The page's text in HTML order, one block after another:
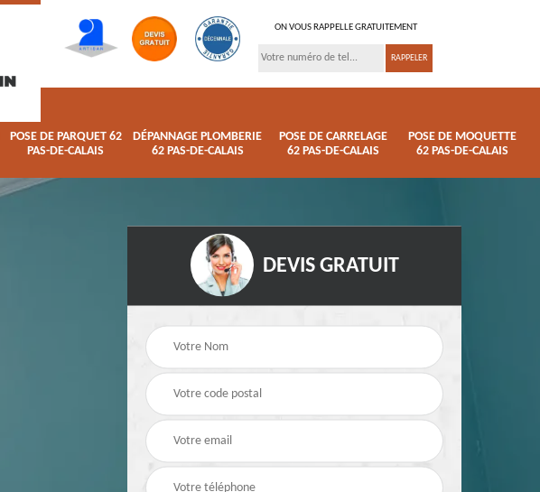
ON VOUS RAPPELLE GRATUITEMENT
POSE DE PARQUET 62
PAS-DE-CALAIS
DÉPANNAGE PLOMBERIE
62 PAS-DE-CALAIS
POSE DE CARRELAGE
62 PAS-DE-CALAIS
POSE DE MOQUETTE
62 PAS-DE-CALAIS
Rénovation de maison
Pose de parquet 62
Dépannage
62 Pas-de-Calais
DEVIS GRATUIT